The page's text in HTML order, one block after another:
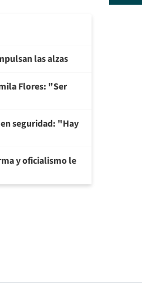
las alzas
Flores: "Ser
seguridad: "Hay
y oficialismo le